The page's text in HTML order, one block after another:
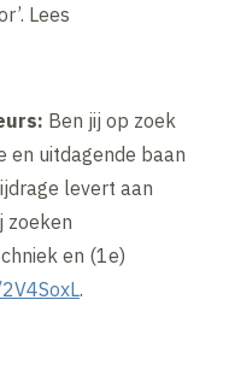
Lees
Ben jij op zoek
en uitdagende baan
levert aan
zoeken
en (1e)
.